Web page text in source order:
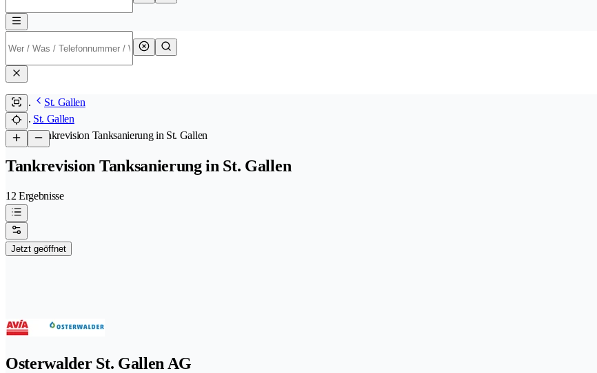
St. Gallen
St. Gallen
/Tankrevision Tanksanierung in St. Gallen
Tankrevision Tanksanierung in St. Gallen
12 Ergebnisse
Jetzt geöffnet
Osterwalder St. Gallen AG